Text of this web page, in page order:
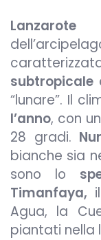
Lanzarote
subtropicale
“lunare”. Il
l’anno, con
28 gradi.
bianche sia
sono lo
Timanfaya,
Agua, la
piantati nella